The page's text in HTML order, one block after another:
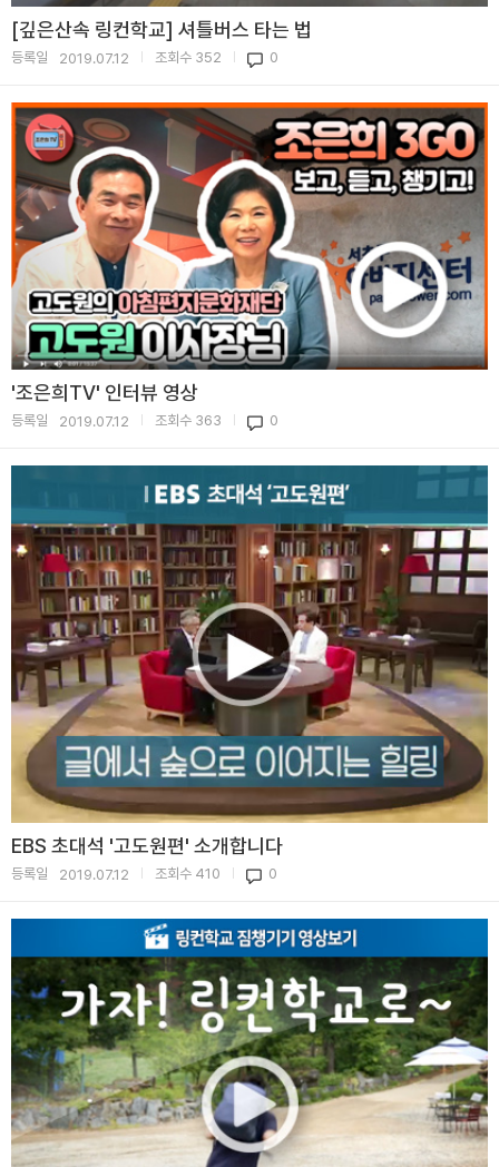
[깊은산속 링컨학교] 셔틀버스 타는 법
등록일 2019.07.12 조회수 352 0
'조은희TV' 인터뷰 영상
등록일 2019.07.12 조회수 363 0
EBS 초대석 '고도원편' 소개합니다
등록일 2019.07.12 조회수 410 0